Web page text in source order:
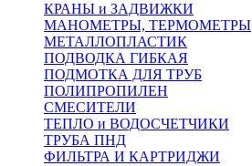
КРАНЫ и ЗАДВИЖКИ
МАНОМЕТРЫ, ТЕРМОМЕТРЫ
МЕТАЛЛОПЛАСТИК
ПОДВОДКА ГИБКАЯ
ПОДМОТКА ДЛЯ ТРУБ
ПОЛИПРОПИЛЕН
СМЕСИТЕЛИ
ТЕПЛО и ВОДОСЧЕТЧИКИ
ТРУБА ПНД
ФИЛЬТРА И КАРТРИДЖИ